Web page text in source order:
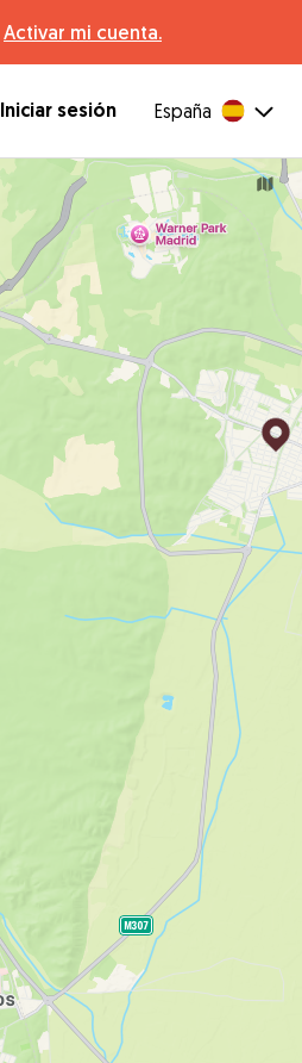
Activar mi cuenta.
Iniciar sesión España